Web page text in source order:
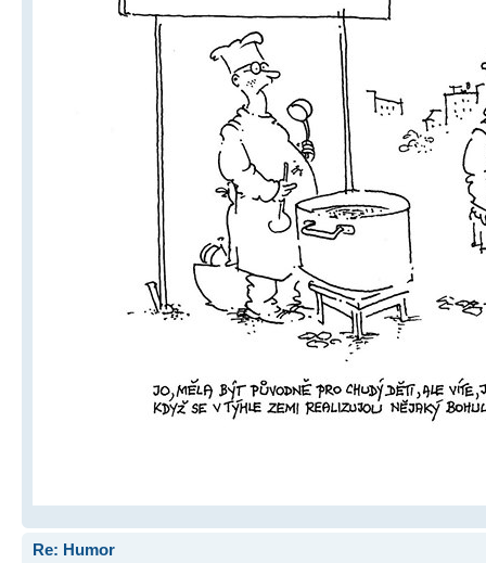
Re: Humor